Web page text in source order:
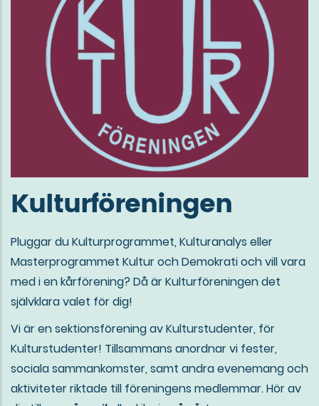
Kulturföreningen
Pluggar du Kulturprogrammet, Kulturanalys eller
Masterprogrammet Kultur och Demokrati och vill vara
med i en kårförening? Då är Kulturföreningen det
självklara valet för dig!
Vi är en sektionsförening av Kulturstudenter, för
Kulturstudenter! Tillsammans anordnar vi fester,
sociala sammankomster, samt andra evenemang och
aktiviteter riktade till föreningens medlemmar. Hör av